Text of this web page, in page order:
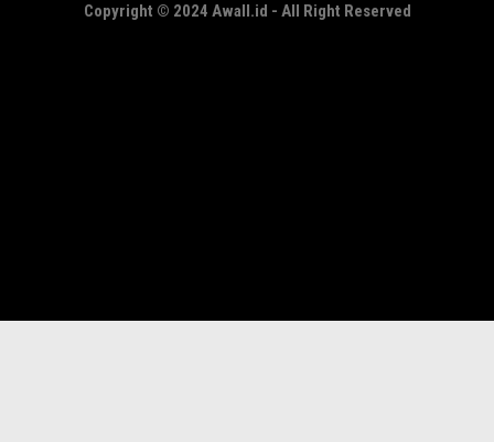
Copyright © 2024 Awall.id - All Right Reserved